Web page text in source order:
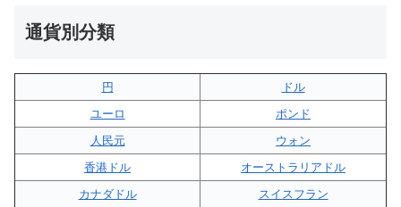
通貨別分類
円
ドル
ユーロ
ポンド
人民元
ウォン
香港ドル
オーストラリアドル
カナダドル
スイスフラン